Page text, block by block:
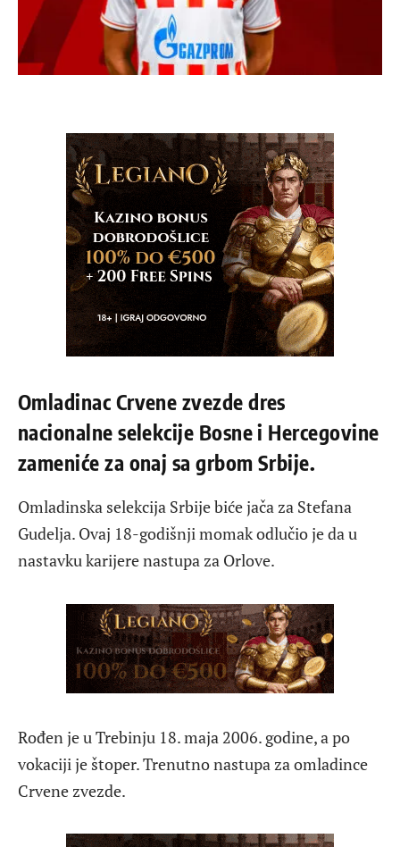
Omladinac Crvene zvezde dres
nacionalne selekcije Bosne i Hercegovine
zameniće za onaj sa grbom Srbije.
Omladinska selekcija Srbije biće jača za Stefana
Gudelja. Ovaj 18-godišnji momak odlučio je da u
nastavku karijere nastupa za Orlove.
Rođen je u Trebinju 18. maja 2006. godine, a po
vokaciji je štoper. Trenutno nastupa za omladince
Crvene zvezde.